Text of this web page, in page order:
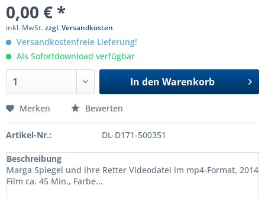
0,00 € *
inkl. MwSt.zzgl. Versandkosten
Versandkostenfreie Lieferung!
Als Sofortdownload verfügbar
In den Warenkorb
Merken Bewerten
Artikel-Nr.: DL-D171-500351
Beschreibung
Marga Spiegel und ihre Retter Videodatei im mp4-Format, 2014
Film ca. 45 Min., Farbe...